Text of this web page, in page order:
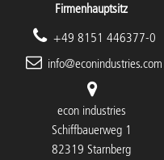
Firmenhauptsitz
+49 8151 446377-0
info@econindustries.com
econ industries
Schiffbauerweg 1
82319 Starnberg